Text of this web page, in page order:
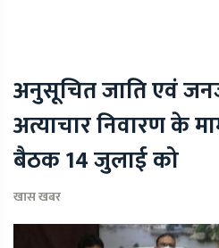
अनुसूचित जाति एवं
अत्याचार निवारण के
बैठक 14 जुलाई को
खास खबर